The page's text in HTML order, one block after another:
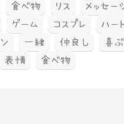
食べ物 リス メッセー
ゲーム コスプレ ハー
一緒 仲良し 喜ぶ
表情 食べ物